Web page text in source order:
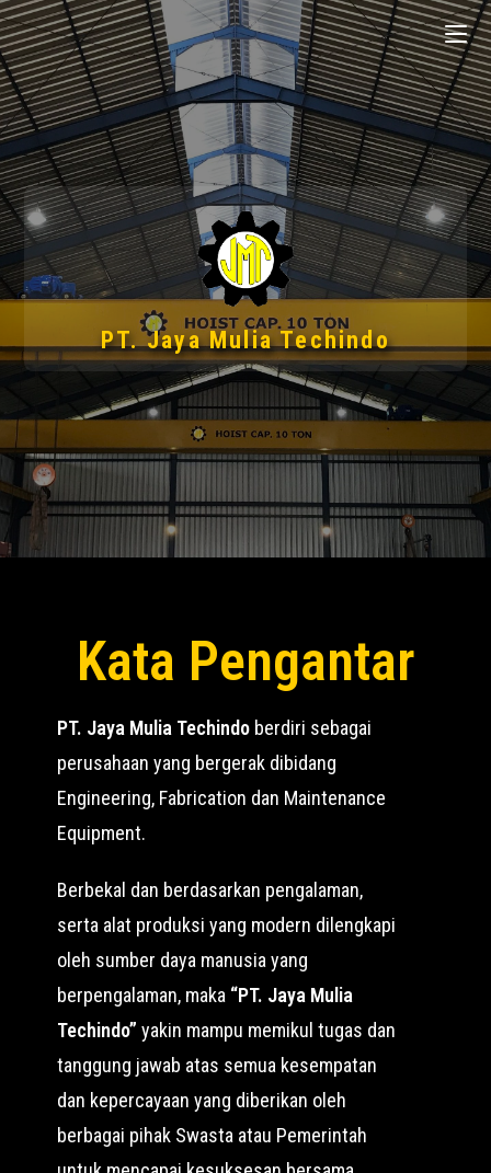
PT. Jaya Mulia Techindo
Kata Pengantar
PT. Jaya Mulia Techindo berdiri sebagai
perusahaan yang bergerak dibidang
Engineering, Fabrication dan Maintenance
Equipment.
Berbekal dan berdasarkan pengalaman,
serta alat produksi yang modern dilengkapi
oleh sumber daya manusia yang
berpengalaman, maka “PT. Jaya Mulia
Techindo” yakin mampu memikul tugas dan
tanggung jawab atas semua kesempatan
dan kepercayaan yang diberikan oleh
berbagai pihak Swasta atau Pemerintah